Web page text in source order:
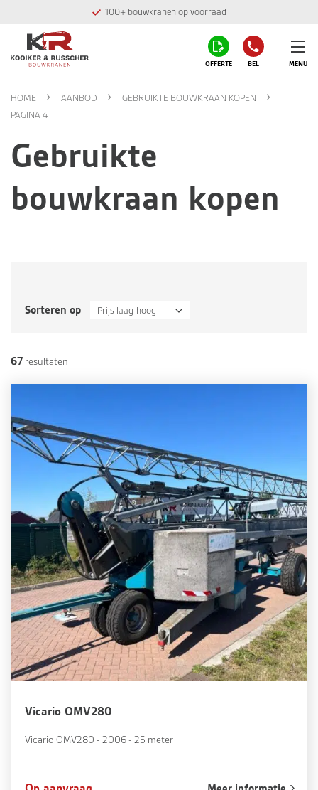
OFFERTE BEL MENU
HOME AANBOD
GEBRUIKTE BOUWKRAAN KOPEN
PAGINA 4
Gebruikte
bouwkraan kopen
Sorteren op Prijs laag-hoog
67 resultaten
Vicario OMV280
Vicario OMV280 - 2006 - 25 meter